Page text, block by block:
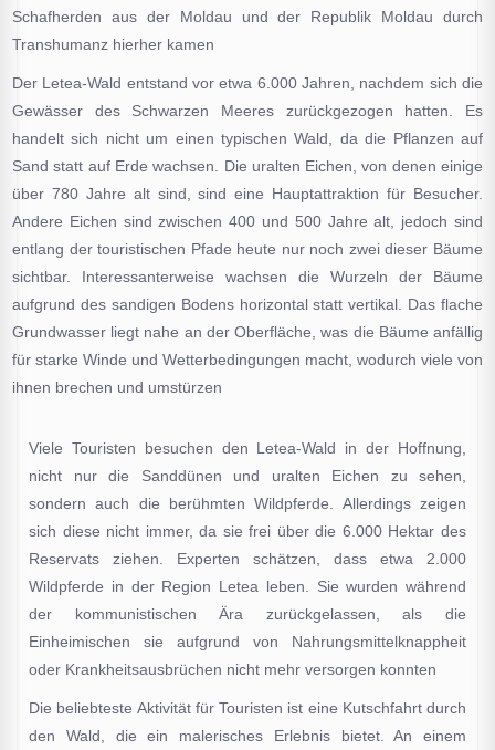
Schafherden aus der Moldau und der Republik Moldau durch
Transhumanz hierher kamen
Der Letea-Wald entstand vor etwa 6.000 Jahren, nachdem sich die
Gewässer des Schwarzen Meeres zurückgezogen hatten. Es
handelt sich nicht um einen typischen Wald, da die Pflanzen auf
Sand statt auf Erde wachsen. Die uralten Eichen, von denen einige
über 780 Jahre alt sind, sind eine Hauptattraktion für Besucher.
Andere Eichen sind zwischen 400 und 500 Jahre alt, jedoch sind
entlang der touristischen Pfade heute nur noch zwei dieser Bäume
sichtbar. Interessanterweise wachsen die Wurzeln der Bäume
aufgrund des sandigen Bodens horizontal statt vertikal. Das flache
Grundwasser liegt nahe an der Oberfläche, was die Bäume anfällig
für starke Winde und Wetterbedingungen macht, wodurch viele von
ihnen brechen und umstürzen
Viele Touristen besuchen den Letea-Wald in der Hoffnung,
nicht nur die Sanddünen und uralten Eichen zu sehen,
sondern auch die berühmten Wildpferde. Allerdings zeigen
sich diese nicht immer, da sie frei über die 6.000 Hektar des
Reservats ziehen. Experten schätzen, dass etwa 2.000
Wildpferde in der Region Letea leben. Sie wurden während
der kommunistischen Ära zurückgelassen, als die
Einheimischen sie aufgrund von Nahrungsmittelknappheit
oder Krankheitsausbrüchen nicht mehr versorgen konnten
Die beliebteste Aktivität für Touristen ist eine Kutschfahrt durch
den Wald, die ein malerisches Erlebnis bietet. An einem